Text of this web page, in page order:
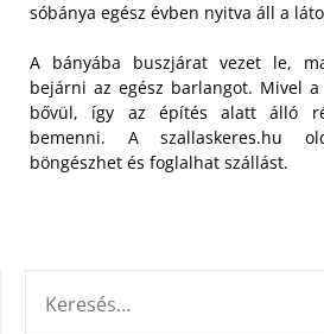
sóbánya egész évben nyitva áll a
A bányába buszjárat vezet le,
bejárni az egész barlangot. Mivel
bővül, így az építés alatt álló
bemenni. A szallaskeres.hu
böngészhet és foglalhat szállást.